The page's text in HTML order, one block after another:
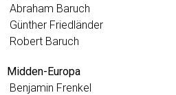
Abraham Baruch
Günther Friedländer
Robert Baruch
Midden-Europa
Benjamin Frenkel